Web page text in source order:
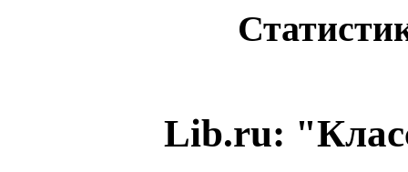
Lib.ru: